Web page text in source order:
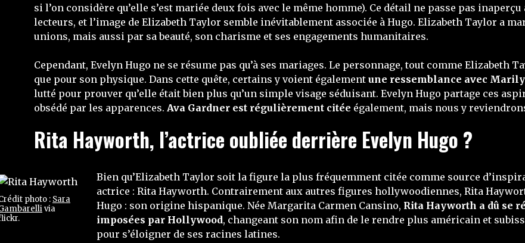
si l’on considère qu’elle s’est mariée deux fois avec le même homme). Ce détail ne passe pas inaperçu
lecteurs, et l’image de Elizabeth Taylor semble inévitablement associée à Hugo. Elizabeth Taylor a
unions, mais aussi par sa beauté, son charisme et ses engagements humanitaires.
Cependant, Evelyn Hugo ne se résume pas qu’à ses mariages. Le personnage, tout comme
que pour son physique. Dans cette quête, certains y voient également une ressemblance avec
lutté pour prouver qu’elle était bien plus qu’un simple visage séduisant. Evelyn Hugo partage ces
obsédé par les apparences. Ava Gardner est régulièrement citée également, mais nous y
Rita Hayworth, l’actrice oubliée derrière Evelyn Hugo ?
photo : Sara
via
Bien qu’Elizabeth Taylor soit la figure la plus fréquemment citée comme source
actrice : Rita Hayworth. Contrairement aux autres figures hollywoodiennes, Rita
Hugo : son origine hispanique. Née Margarita Carmen Cansino, Rita Hayworth a dû se
imposées par Hollywood, changeant son nom afin de le rendre plus américain et
pour s’éloigner de ses racines latines.